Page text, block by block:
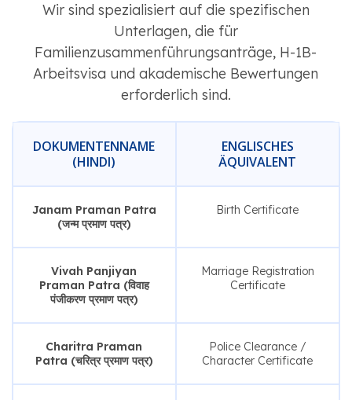
Wir sind spezialisiert auf die spezifischen
Unterlagen, die für
Familienzusammenführungsanträge, H-1B-
Arbeitsvisa und akademische Bewertungen
erforderlich sind.
DOKUMENTENNAME
(HINDI)
ENGLISCHES
ÄQUIVALENT
Janam Praman Patra
(जन्म प्रमाण पत्र)
Birth Certificate
Vivah Panjiyan
Praman Patra (विवाह
पंजीकरण प्रमाण पत्र)
Marriage Registration
Certificate
Charitra Praman
Patra (चरित्र प्रमाण पत्र)
Police Clearance /
Character Certificate